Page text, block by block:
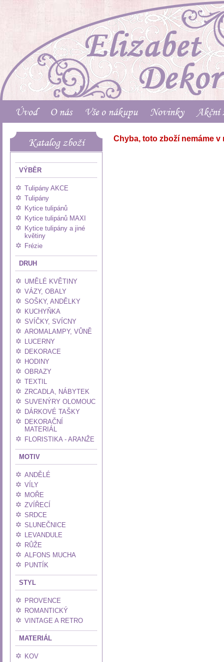
Úvod O nás Vše o nákupu Novinky Akční
Katalog zboží
VÝBĚR
Tulipány AKCE
Tulipány
Kytice tulipánů
Kytice tulipánů MAXI
Kytice tulipány a jiné
květiny
Frézie
DRUH
UMĚLÉ KVĚTINY
VÁZY, OBALY
SOŠKY, ANDĚLKY
KUCHYŇKA
SVÍČKY, SVÍCNY
AROMALAMPY, VŮNĚ
LUCERNY
DEKORACE
HODINY
OBRAZY
TEXTIL
ZRCADLA, NÁBYTEK
SUVENÝRY OLOMOUC
DÁRKOVÉ TAŠKY
DEKORAČNÍ
MATERIÁL
FLORISTIKA - ARANŽE
MOTIV
ANDĚLÉ
VÍLY
MOŘE
ZVÍŘECÍ
SRDCE
SLUNEČNICE
LEVANDULE
RŮŽE
ALFONS MUCHA
PUNTÍK
STYL
PROVENCE
ROMANTICKÝ
VINTAGE A RETRO
MATERIÁL
KOV
Chyba, toto zboží nemáme v